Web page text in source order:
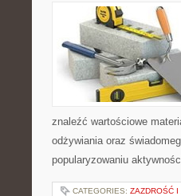
znaleźć wartościowe
odżywiania oraz
popularyzowaniu
CATEGORIES: ZAZDROŚĆ I